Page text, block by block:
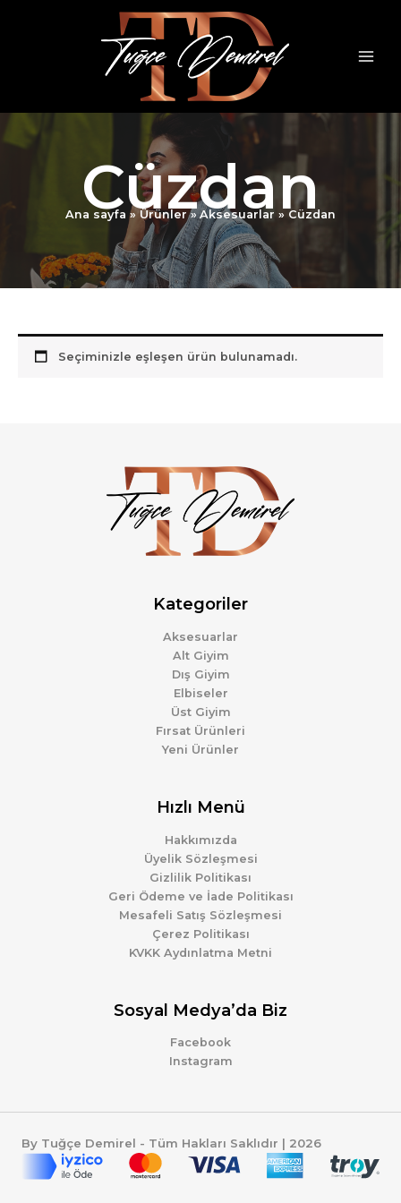
Cüzdan
Ana sayfa Ürünler Aksesuarlar Cüzdan
Seçiminizle eşleşen ürün bulunamadı.
Kategoriler
Aksesuarlar
Alt Giyim
Dış Giyim
Elbiseler
Üst Giyim
Fırsat Ürünleri
Yeni Ürünler
Hızlı Menü
Hakkımızda
Üyelik Sözleşmesi
Gizlilik Politikası
Geri Ödeme ve İade Politikası
Mesafeli Satış Sözleşmesi
Çerez Politikası
KVKK Aydınlatma Metni
Sosyal Medya’da Biz
Facebook
Instagram
By Tuğçe Demirel - Tüm Hakları Saklıdır | 2026